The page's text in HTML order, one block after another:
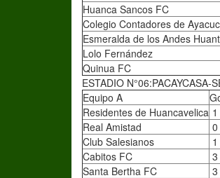
Huanca Sancos FC
Colegio Contadores de
Esmeralda de los Andes
Lolo Fernández
Quinua FC
ESTADIO N°06:PACAYCASA-
Equipo A
Residentes de Huancavelica 1
Real Amistad
0
Club Salesianos
1
Cabitos FC
3
Santa Bertha FC
3